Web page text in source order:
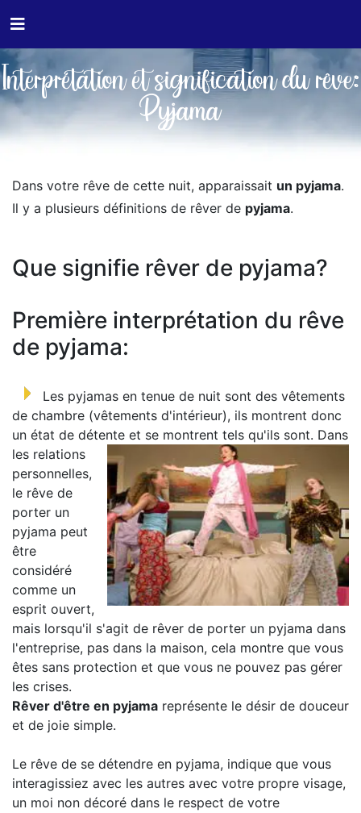
Interprétation et signification du rêve:
Pyjama
Dans votre rêve de cette nuit, apparaissait un pyjama.
Il y a plusieurs définitions de rêver de pyjama.
Que signifie rêver de pyjama?
Première interprétation du rêve
de pyjama:
Les pyjamas en tenue de nuit sont des vêtements
de chambre (vêtements d'intérieur), ils montrent donc
un état de détente et se montrent tels qu'ils sont. Dans
les relations
personnelles,
le rêve de
porter un
pyjama peut
être
considéré
comme un
esprit ouvert,
mais lorsqu'il s'agit de rêver de porter un pyjama dans
l'entreprise, pas dans la maison, cela montre que vous
êtes sans protection et que vous ne pouvez pas gérer
les crises.
Rêver d'être en pyjama représente le désir de douceur
et de joie simple.
Le rêve de se détendre en pyjama, indique que vous
interagissiez avec les autres avec votre propre visage,
un moi non décoré dans le respect de votre